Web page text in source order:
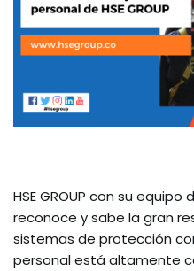
HSE GROUP con su
reconoce y sabe la gran
sistemas de protección
personal está altamente